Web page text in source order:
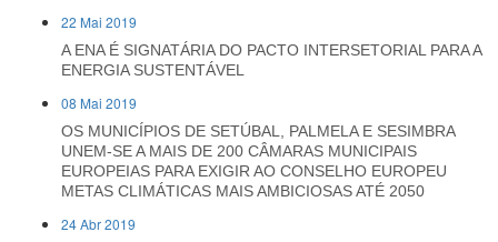
22 Mai 2019
A ENA É SIGNATÁRIA DO PACTO INTERSETORIAL PARA A
ENERGIA SUSTENTÁVEL
08 Mai 2019
OS MUNICÍPIOS DE SETÚBAL, PALMELA E SESIMBRA
UNEM-SE A MAIS DE 200 CÂMARAS MUNICIPAIS
EUROPEIAS PARA EXIGIR AO CONSELHO EUROPEU
METAS CLIMÁTICAS MAIS AMBICIOSAS ATÉ 2050
24 Abr 2019